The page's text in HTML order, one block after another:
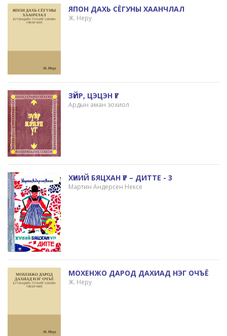
ЯПОН ДАХЬ СЁГУНЫ ХААНЧЛАЛ
Ж. Неру
ЗҮЙР, ЦЭЦЭН ҮГ
Ардын аман зохиол
ХҮНИЙ БЯЦХАН ҮР – ДИТТЕ - 3
Мартин Андерсен Нексе
МОХЕНЖО ДАРОД ДАХИАД НЭГ ОЧЪЁ
Ж. Неру